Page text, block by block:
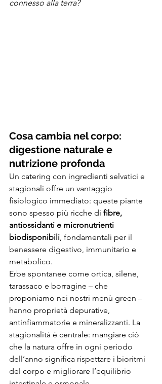
connesso alla terra?
Cosa cambia nel corpo:
digestione naturale e
nutrizione profonda
Un catering con ingredienti selvatici e
stagionali offre un vantaggio
fisiologico immediato: queste piante
sono spesso più ricche di fibre,
antiossidanti e micronutrienti
biodisponibili, fondamentali per il
benessere digestivo, immunitario e
metabolico.
Erbe spontanee come ortica, silene,
tarassaco e borragine – che
proponiamo nei nostri menù green –
hanno proprietà depurative,
antinfiammatorie e mineralizzanti. La
stagionalità è centrale: mangiare ciò
che la natura offre in ogni periodo
dell’anno significa rispettare i bioritmi
del corpo e migliorare l’equilibrio